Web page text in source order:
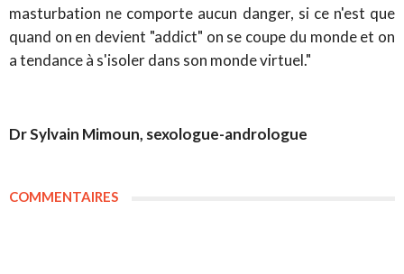
masturbation ne comporte aucun danger, si ce n'est que
quand on en devient "addict" on se coupe du monde et on
a tendance à s'isoler dans son monde virtuel."
Dr Sylvain Mimoun, sexologue-andrologue
COMMENTAIRES